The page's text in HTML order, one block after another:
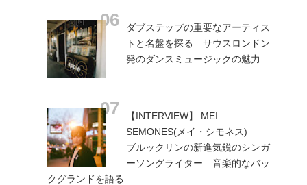
ダブステップの重要なアーティス
トと名盤を探る サウスロンドン
発のダンスミュージックの魅力
【INTERVIEW】 MEI
SEMONES(メイ・シモネス)
ブルックリンの新進気鋭のシンガ
ーソングライター 音楽的なバッ
クグランドを語る